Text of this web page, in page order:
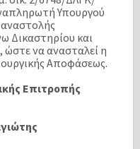
Υπουργού
Δικαστηρίου και
να ανασταλεί η
Αποφάσεως.
Επιτροπής